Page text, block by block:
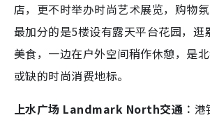
店，更不时举办时尚艺术展览，购物氛
最加分的是5楼设有露天平台花园，逛
美食，一边在户外空间稍作休憩，是
或缺的时尚消费地标。
上水广场 Landmark North交通︰ 港